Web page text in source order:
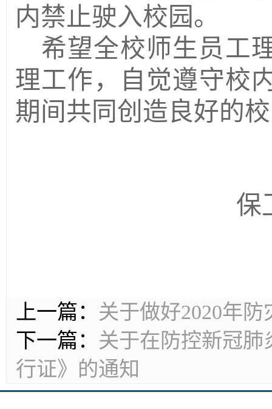
内禁止驶入校园。
希望全校师生员工
理工作，自觉遵守校
期间共同创造良好的
保
上一篇： 关于做好2020年
下一篇： 关于在防控新冠
行证》的通知